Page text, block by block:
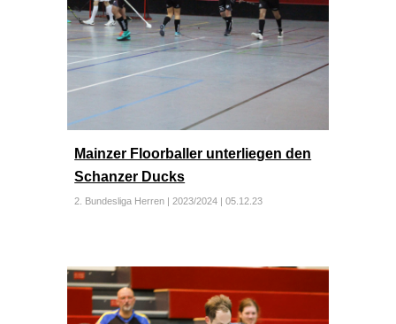
Mainzer Floorballer unterliegen den
Schanzer Ducks
2. Bundesliga Herren | 2023/2024 |05 .12 .23